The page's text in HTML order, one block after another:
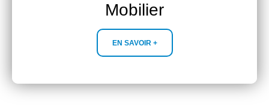
Mobilier
EN SAVOIR +